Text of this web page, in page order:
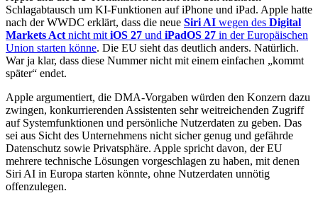
Schlagabtausch um KI-Funktionen auf iPhone und iPad. Apple hatte
nach der WWDC erklärt, dass die neue Siri AI wegen des Digital
Markets Act nicht mit iOS 27 und iPadOS 27 in der Europäischen
Union starten könne. Die EU sieht das deutlich anders. Natürlich.
War ja klar, dass diese Nummer nicht mit einem einfachen „kommt
später“ endet.
Apple argumentiert, die DMA-Vorgaben würden den Konzern dazu
zwingen, konkurrierenden Assistenten sehr weitreichenden Zugriff
auf Systemfunktionen und persönliche Nutzerdaten zu geben. Das
sei aus Sicht des Unternehmens nicht sicher genug und gefährde
Datenschutz sowie Privatsphäre. Apple spricht davon, der EU
mehrere technische Lösungen vorgeschlagen zu haben, mit denen
Siri AI in Europa starten könnte, ohne Nutzerdaten unnötig
offenzulegen.